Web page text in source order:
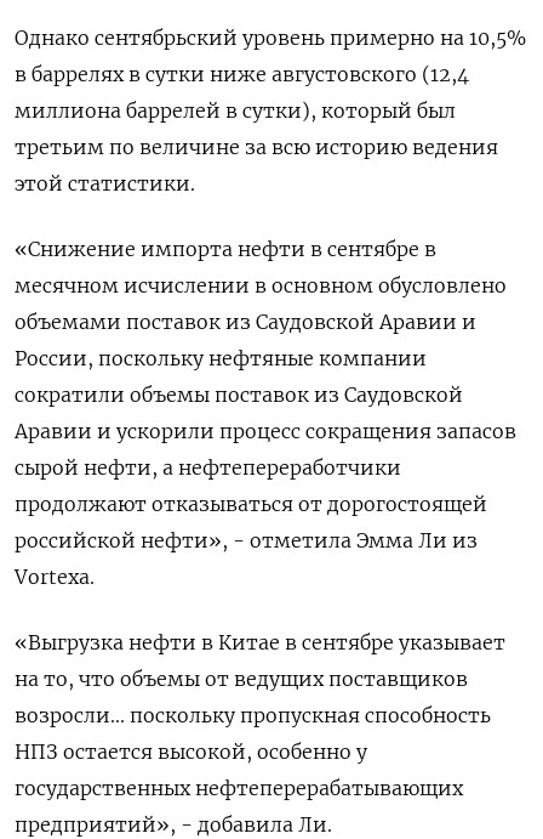
Однако сентябрьский уровень примерно на 10,5%
в баррелях в сутки ниже августовского (12,4
миллиона баррелей в сутки), который был
третьим по величине за всю историю ведения
этой статистики.
«Снижение импорта нефти в сентябре в
месячном исчислении в основном обусловлено
объемами поставок из Саудовской Аравии и
России, поскольку нефтяные компании
сократили объемы поставок из Саудовской
Аравии и ускорили процесс сокращения запасов
сырой нефти, а нефтепереработчики
продолжают отказываться от дорогостоящей
российской нефти», - отметила Эмма Ли из
Vortexa.
«Выгрузка нефти в Китае в сентябре указывает
на то, что объемы от ведущих поставщиков
возросли... поскольку пропускная способность
НПЗ остается высокой, особенно у
государственных нефтеперерабатывающих
предприятий», - добавила Ли.